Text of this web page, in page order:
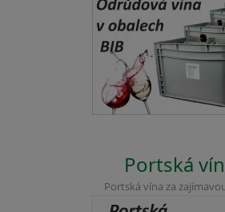
Portská
Portská vína za